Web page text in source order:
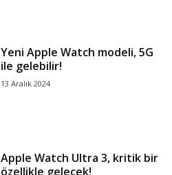
Yeni Apple Watch modeli, 5G
ile gelebilir!
13 Aralık 2024
Apple Watch Ultra 3, kritik bir
özellikle gelecek!